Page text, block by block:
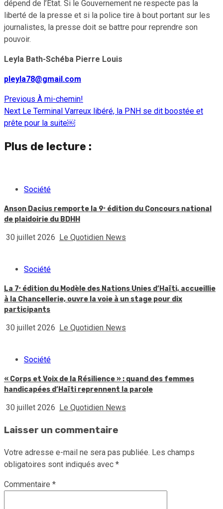
dépend de l’État. Si le Gouvernement ne respecte pas la
liberté de la presse et si la police tire à bout portant sur les
journalistes, la presse doit se battre pour reprendre son
pouvoir.
Leyla Bath-Schéba Pierre Louis
pleyla78@gmail.com
Continue
Reading
Previous À mi-chemin!
Next Le Terminal Varreux libéré, la PNH se dit boostée et
prête pour la suite￼
Plus de lecture :
Société
Anson Dacius remporte la 9ᵉ édition du Concours national
de plaidoirie du BDHH
30 juillet 2026 Le Quotidien News
Société
La 7ᵉ édition du Modèle des Nations Unies d’Haïti, accueillie
à la Chancellerie, ouvre la voie à un stage pour dix
participants
30 juillet 2026 Le Quotidien News
Société
« Corps et Voix de la Résilience » : quand des femmes
handicapées d’Haïti reprennent la parole
30 juillet 2026 Le Quotidien News
Laisser un commentaire
Votre adresse e-mail ne sera pas publiée. Les champs
obligatoires sont indiqués avec *
Commentaire *